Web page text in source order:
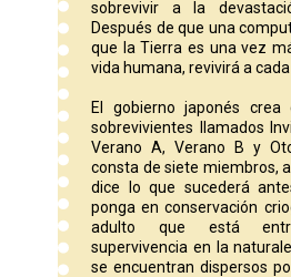
sobrevivir a la
Después de que una
que la Tierra es una vez
vida humana, revivirá a cada
El gobierno japonés crea
sobrevivientes llamados
Verano A, Verano B y
consta de siete miembros,
dice lo que sucederá
ponga en conservación
adulto que está
supervivencia en la
se encuentran dispersos